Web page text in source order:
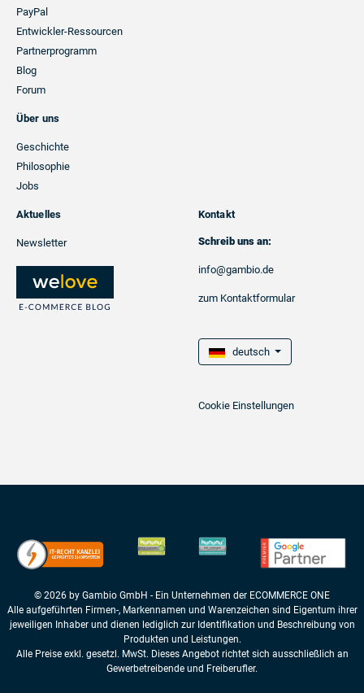
PayPal
Entwickler-Ressourcen
Partnerprogramm
Blog
Forum
Über uns
Geschichte
Philosophie
Jobs
Aktuelles
Newsletter
Kontakt
Schreib uns an:
info@gambio.de
zum Kontaktformular
deutsch
Cookie Einstellungen
© 2026 by Gambio GmbH - Ein Unternehmen der ECOMMERCE ONE
Alle aufgeführten Firmen-, Markennamen und Warenzeichen sind Eigentum ihrer
jeweiligen Inhaber und dienen lediglich zur Identifikation und Beschreibung von
Produkten und Leistungen.
Alle Preise exkl. gesetzl. MwSt. Dieses Angebot richtet sich ausschließlich an
Gewerbetreibende und Freiberufler.